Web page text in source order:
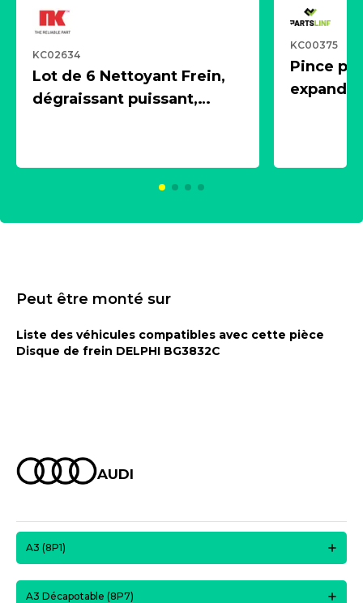
KC02634
Lot de 6 Nettoyant Frein,
dégraissant puissant,
KC00375
Pince
Peut être monté sur
Liste des véhicules compatibles avec cette pièce
Disque de frein DELPHI BG3832C
AUDI
A3 (8P1)
A3 Décapotable (8P7)